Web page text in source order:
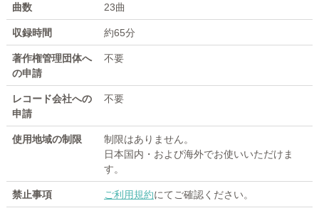
曲数 23曲
収録時間 約65分
著作権管理団体へ
の申請
不要
レコード会社への
申請
不要
使用地域の制限
制限はありません。
日本国内・および海外でお使いいただけま
す。
禁止事項 ご利用規約にてご確認ください。